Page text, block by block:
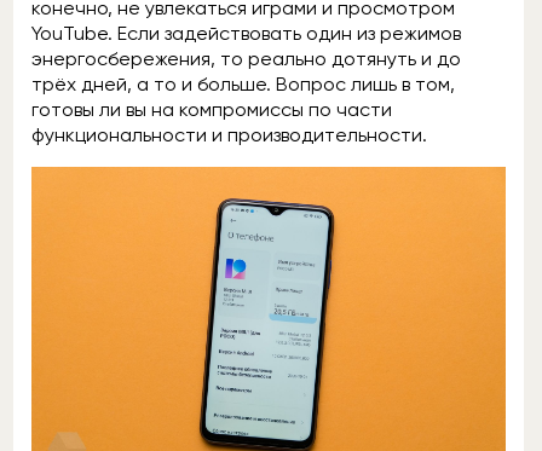
конечно, не увлекаться играми и просмотром
YouTube. Если задействовать один из режимов
энергосбережения, то реально дотянуть и до
трёх дней, а то и больше. Вопрос лишь в том,
готовы ли вы на компромиссы по части
функциональности и производительности.